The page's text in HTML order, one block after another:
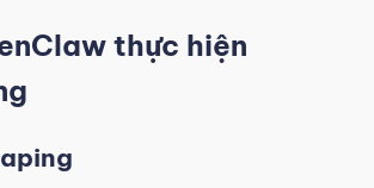
thực hiện